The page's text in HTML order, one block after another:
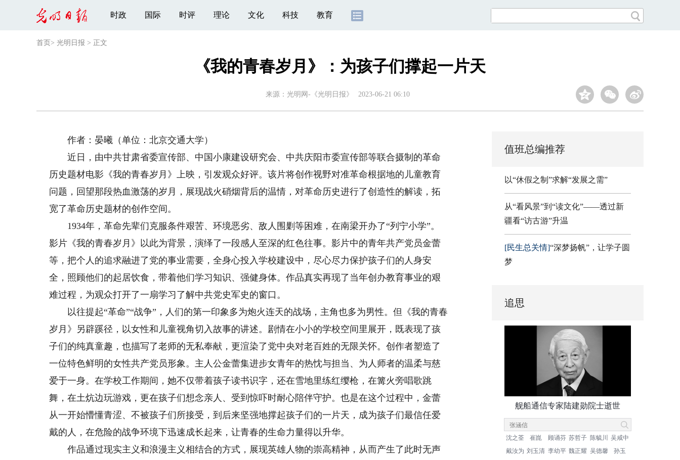
时政 国际 时评 理论 文化 科技 教育
首页 > 光明日报 > 正文
《我的青春岁月》：为孩子们撑起一片天
来源： 光明网-《光明日报》 2023-06-21 06:10
作者：晏曦（单位：北京交通大学）
近日，由中共甘肃省委宣传部、中国小康建设研究会、中共庆阳市委宣传部等联合摄制的革命
历史题材电影《我的青春岁月》上映，引发观众好评。该片将创作视野对准革命根据地的儿童教育
问题，回望那段热血激荡的岁月，展现战火硝烟背后的温情，对革命历史进行了创造性的解读，拓
宽了革命历史题材的创作空间。
1934年，革命先辈们克服条件艰苦、环境恶劣、敌人围剿等困难，在南梁开办了“列宁小学”。
影片《我的青春岁月》以此为背景，演绎了一段感人至深的红色往事。影片中的青年共产党员金蕾
等，把个人的追求融进了党的事业需要，全身心投入学校建设中，尽心尽力保护孩子们的人身安
全，照顾他们的起居饮食，带着他们学习知识、强健身体。作品真实再现了当年创办教育事业的艰
难过程，为观众打开了一扇学习了解中共党史军史的窗口。
以往提起“革命”“战争”，人们的第一印象多为炮火连天的战场，主角也多为男性。但《我的青春
岁月》另辟蹊径，以女性和儿童视角切入故事的讲述。剧情在小小的学校空间里展开，既表现了孩
子们的纯真童趣，也描写了老师的无私奉献，更渲染了党中央对老百姓的无限关怀。创作者塑造了
一位特色鲜明的女性共产党员形象。主人公金蕾集进步女青年的热忱与担当、为人师者的温柔与慈
爱于一身。在学校工作期间，她不仅带着孩子读书识字，还在雪地里练红缨枪，在篝火旁唱歌跳
舞，在土炕边玩游戏，更在孩子们想念亲人、受到惊吓时耐心陪伴守护。也是在这个过程中，金蕾
从一开始懵懂青涩、不被孩子们所接受，到后来坚强地撑起孩子们的一片天，成为孩子们最信任爱
戴的人，在危险的战争环境下迅速成长起来，让青春的生命力量得以升华。
作品通过现实主义和浪漫主义相结合的方式，展现英雄人物的崇高精神，从而产生了此时无声
值班总编推荐
以“休假之制”求解“发展之需”
从“看风景”到“读文化”——透过新
疆看“访古游”升温
[民生总关情]“深梦扬帆”，让学子圆
梦
追思
舰船通信专家陆建勋院士逝世
沈之荃 崔崑 顾诵芬 苏哲子 陈毓川
吴咸中
戴汝为 刘玉清 李幼平 魏正耀 吴德馨 孙玉